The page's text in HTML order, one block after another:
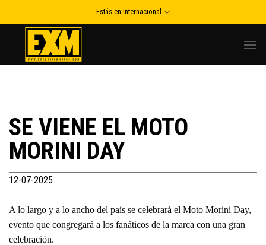
to
Estás en Internacional
SE VIENE EL MOTO
MORINI DAY
12-07-2025
A lo largo y a lo ancho del país se celebrará el Moto Morini Day,
evento que congregará a los fanáticos de la marca con una gran
celebración.